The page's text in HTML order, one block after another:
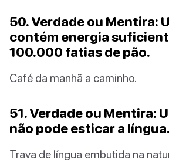
50. Verdade ou Mentira:
contém energia
100.000 fatias de pão.
Café da manhã a caminho.
51. Verdade ou Mentira:
não pode esticar a língua.
Trava de língua embutida na